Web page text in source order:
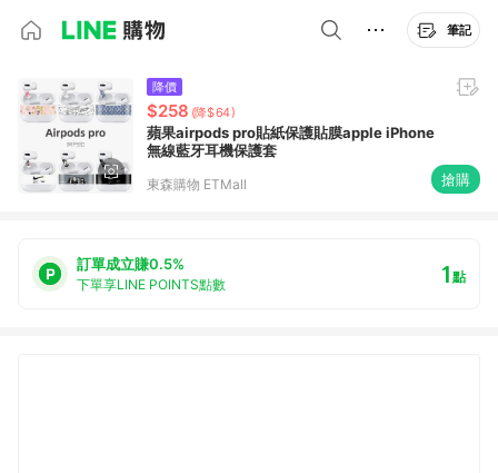
筆記
降價
$258 (降$64)
蘋果airpods pro貼紙保護貼膜apple iPhone
無線藍牙耳機保護套
東森購物 ETMall 搶購
訂單成立賺0.5%
下單享LINE POINTS點數 1點